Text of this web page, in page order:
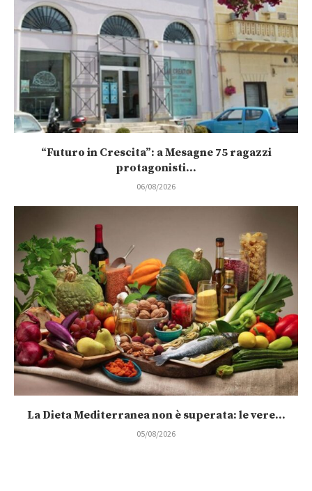
“Futuro in Crescita”: a Mesagne 75 ragazzi
protagonisti...
06/08/2026
La Dieta Mediterranea non è superata: le vere...
05/08/2026